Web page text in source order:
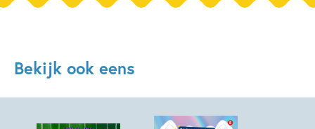
Bekijk ook eens